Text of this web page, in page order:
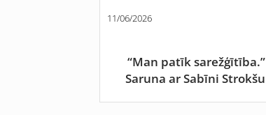
11/06/2026
“Man patīk sarežģītība.”
Saruna ar Sabīni Strokšu